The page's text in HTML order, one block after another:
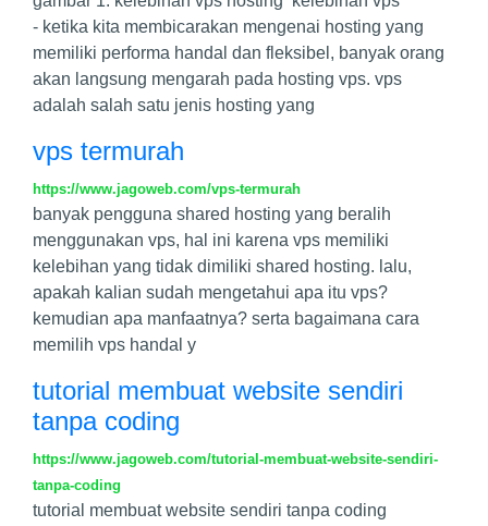
- ketika kita membicarakan mengenai hosting yang
memiliki performa handal dan fleksibel, banyak orang
akan langsung mengarah pada hosting vps. vps
adalah salah satu jenis hosting yang
vps termurah
https://www.jagoweb.com/vps-termurah
banyak pengguna shared hosting yang beralih
menggunakan vps, hal ini karena vps memiliki
kelebihan yang tidak dimiliki shared hosting. lalu,
apakah kalian sudah mengetahui apa itu vps?
kemudian apa manfaatnya? serta bagaimana cara
memilih vps handal y
tutorial membuat website sendiri
tanpa coding
https://www.jagoweb.com/tutorial-membuat-website-sendiri-
tanpa-coding
tutorial membuat website sendiri tanpa coding